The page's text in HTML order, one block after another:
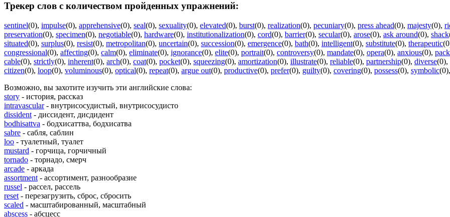
Трекер слов с количеством пройденных упражнений:
sentinel(0), impulse(0), apprehensive(0), seal(0), sexuality(0), elevated(0), burst(0), realization(0), pecuniary(0), press ahead(0), majesty(0),
preservation(0), specimen(0), negotiable(0), hardware(0), institutionalization(0), cord(0), barrier(0), secular(0), arose(0), ask around(0), shack
situated(0), surplus(0), resist(0), metropolitan(0), uncertain(0), succession(0), emergence(0), bath(0), intelligent(0), substitute(0), therapeutic
congressional(0), affecting(0), calm(0), eliminate(0), ignorance(0), elite(0), portrait(0), controversy(0), mandate(0), opera(0), anxious(0),
cable(0), strictly(0), inherent(0), arch(0), coat(0), pocket(0), squeezing(0), amortization(0), illustrate(0), reliable(0), partnership(0), diverse(0),
citizen(0), loop(0), voluminous(0), optical(0), repeat(0), argue out(0), productive(0), prefer(0), guilty(0), covering(0), possess(0), symbolic(0)
Возможно, вы захотите изучить эти английские слова:
story - история, рассказ
intravascular- внутрисосудистый, внутрисосудисто
dissident - диссидент, дисдидент
bodhisattva - бодхисаттва, бодхисатва
sabre - сабля, саблин
loo - туалетный, туалет
mustard - горчица, горчичный
tornado - торнадо, смерч
arcade - аркада
assortment - ассортимент, разнообразие
russel - рассел, рассель
reset - перезагрузить, сброс, сбросить
scaled - масштабированный, масштабный
abscess - абсцесс